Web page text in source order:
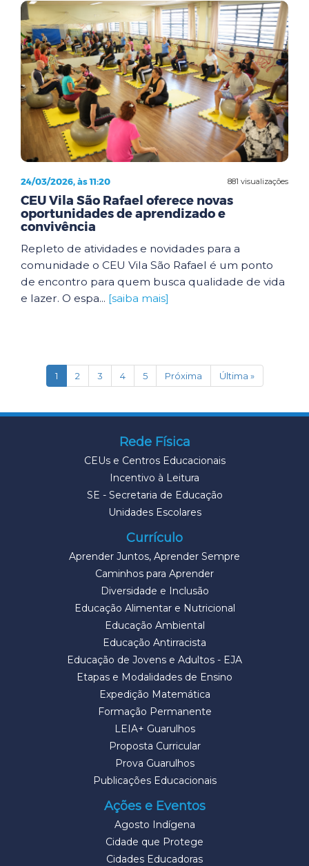
881 visualizações
24/03/2026, às 11:20
CEU Vila São Rafael oferece novas
oportunidades de aprendizado e
convivência
Repleto de atividades e novidades para a
comunidade o CEU Vila São Rafael é um ponto
de encontro para quem busca qualidade de vida
e lazer. O espa... [saiba mais]
1(current)
2 3 4 5 Próxima Última »
Rede Física
CEUs e Centros Educacionais
Incentivo à Leitura
SE - Secretaria de Educação
Unidades Escolares
Currículo
Aprender Juntos, Aprender Sempre
Caminhos para Aprender
Diversidade e Inclusão
Educação Alimentar e Nutricional
Educação Ambiental
Educação Antirracista
Educação de Jovens e Adultos - EJA
Etapas e Modalidades de Ensino
Expedição Matemática
Formação Permanente
LEIA+ Guarulhos
Proposta Curricular
Prova Guarulhos
Publicações Educacionais
Ações e Eventos
Agosto Indígena
Cidade que Protege
Cidades Educadoras